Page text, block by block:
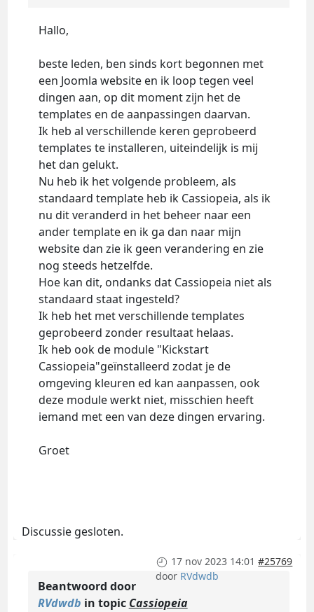
Hallo,
beste leden, ben sinds kort begonnen met
een Joomla website en ik loop tegen veel
dingen aan, op dit moment zijn het de
templates en de aanpassingen daarvan.
Ik heb al verschillende keren geprobeerd
templates te installeren, uiteindelijk is mij
het dan gelukt.
Nu heb ik het volgende probleem, als
standaard template heb ik Cassiopeia, als ik
nu dit veranderd in het beheer naar een
ander template en ik ga dan naar mijn
website dan zie ik geen verandering en zie
nog steeds hetzelfde.
Hoe kan dit, ondanks dat Cassiopeia niet als
standaard staat ingesteld?
Ik heb het met verschillende templates
geprobeerd zonder resultaat helaas.
Ik heb ook de module "Kickstart
Cassiopeia"geïnstalleerd zodat je de
omgeving kleuren ed kan aanpassen, ook
deze module werkt niet, misschien heeft
iemand met een van deze dingen ervaring.
Groet
Discussie gesloten.
17 nov 2023 14:01 #25769
door RVdwdb
Beantwoord door
RVdwdb in topic Cassiopeia